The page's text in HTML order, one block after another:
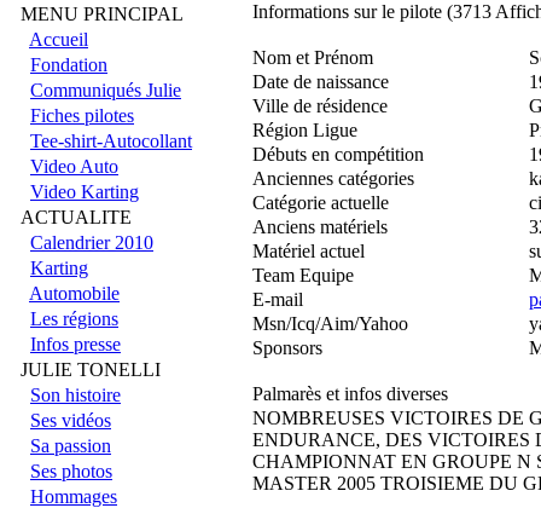
MENU PRINCIPAL
Accueil
Fondation
Communiqués Julie
Fiches pilotes
Tee-shirt-Autocollant
Video Auto
Video Karting
ACTUALITE
Calendrier 2010
Karting
Automobile
Les régions
Infos presse
JULIE TONELLI
Son histoire
Ses vidéos
Sa passion
Ses photos
Hommages
Informations sur le pilote (3713
Nom et Prénom
Date de naissance
Ville de résidence
Région Ligue
Débuts en compétition
Anciennes catégories
Catégorie actuelle
Anciens matériels
Matériel actuel
Team Equipe
E-mail
Msn/Icq/Aim/Yahoo
Sponsors
Palmarès et infos diverses
NOMBREUSES VICTOIRES DE
ENDURANCE, DES VICTOIRES
CHAMPIONNAT EN GROUPE
MASTER 2005 TROISIEME DU